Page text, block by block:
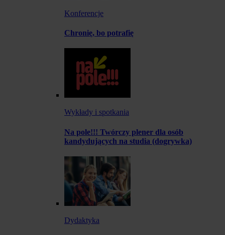
Konferencje
Chronię, bo potrafię
Wykłady i spotkania
Na pole!!! Twórczy plener dla osób
kandydujących na studia (dogrywka)
Dydaktyka